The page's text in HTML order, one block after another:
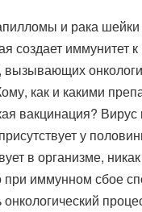
и рака
создает иммунитет
вызывающих
как и какими
вакцинация?
у
в организме,
при иммунном сбое